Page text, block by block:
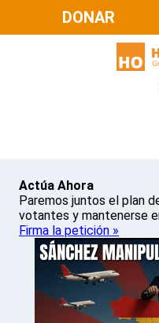
DONAR
Actúa Ahora
Paremos juntos el plan
votantes y mantenerse
Firma la petición »